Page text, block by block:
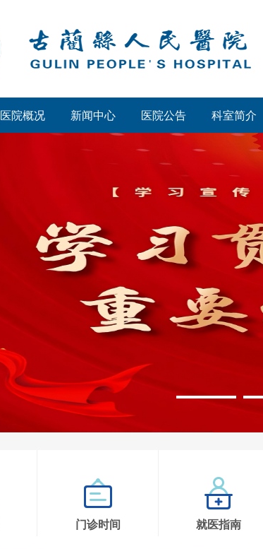
医院概况 新闻中心 医院公告 科室简介
门诊时间 就医指南